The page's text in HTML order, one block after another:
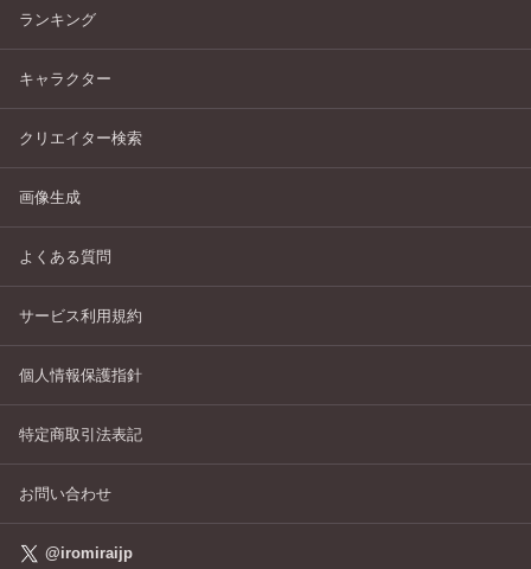
ランキング
キャラクター
クリエイター検索
画像生成
よくある質問
サービス利用規約
個人情報保護指針
特定商取引法表記
お問い合わせ
@iromiraijp